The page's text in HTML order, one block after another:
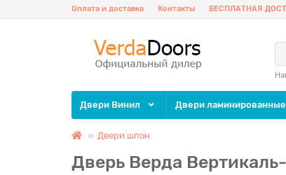
Оплата и доставка Контакты БЕСПЛАТНАЯ
Двери Винил Двери ламинированные
Двери шпон
Дверь Верда